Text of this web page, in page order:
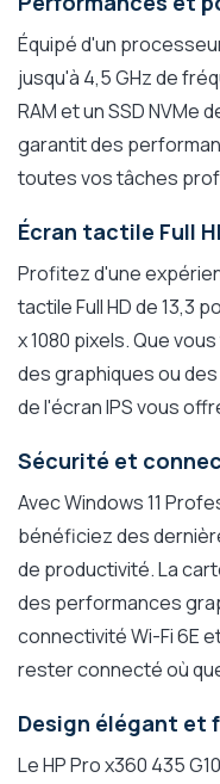
Équipé d'un
jusqu'à 4,5 GHz de
RAM et un SSD NVMe
garantit des
toutes vos tâches
Écran tactile Full
Profitez d'une
tactile Full HD de 13,3
x 1080 pixels. Que
des graphiques ou
de l'écran IPS vous
Sécurité et
Avec Windows 11
bénéficiez des
de productivité. La
des performances
connectivité Wi-Fi 6E
rester connecté où
Design élégant et
Le HP Pro x360 435